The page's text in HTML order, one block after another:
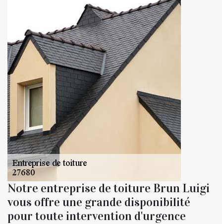
Notre entreprise de toiture Brun Luigi
vous offre une grande disponibilité
pour toute intervention d'urgence